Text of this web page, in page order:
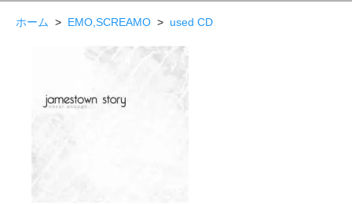
ホーム > EMO,SCREAMO > used CD